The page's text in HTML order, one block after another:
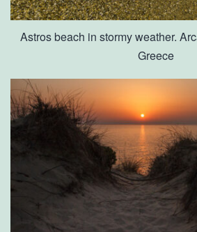
Astros beach in stormy weather.
Greece